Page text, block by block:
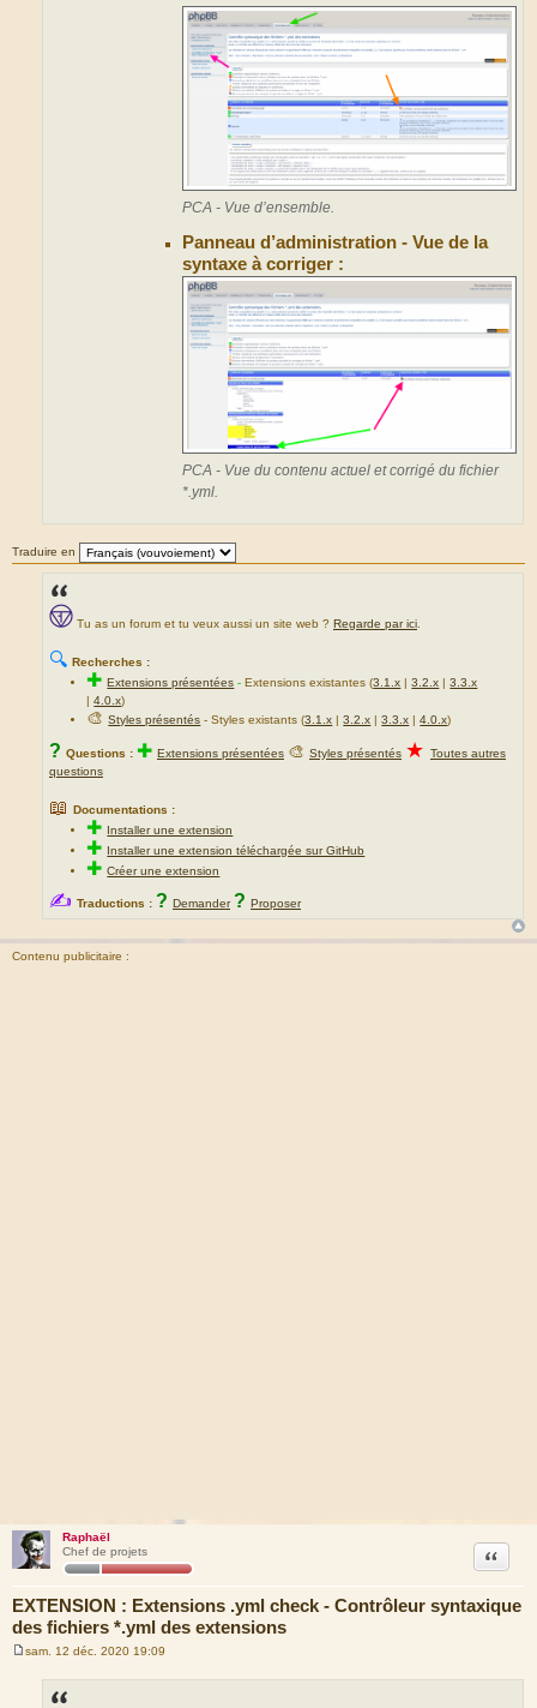
PCA - Vue d’ensemble.
Panneau d’administration - Vue de la
syntaxe à corriger :
PCA - Vue du contenu actuel et corrigé du fichier
*.yml.
Traduire en
Tu as un forum et tu veux aussi un site web ? Regarde par ici.
🔍 Recherches :
✚Extensions présentées - Extensions existantes (3.1.x |3.2.x |3.3.x
|4.0.x)
🎨Styles présentés - Styles existants (3.1.x |3.2.x |3.3.x |4.0.x)
? Questions : ✚ Extensions présentées 🎨 Styles présentés ★ Toutes autres
questions
📖 Documentations :
✚ Installer une extension
✚ Installer une extension téléchargée sur GitHub
✚Créer une extension
✍ Traductions : ? Demander ? Proposer
Contenu publicitaire :
Raphaël
Chef de projets
EXTENSION : Extensions .yml check - Contrôleur syntaxique
des fichiers *.yml des extensions
Citation
sam. 12 déc. 2020 19:09